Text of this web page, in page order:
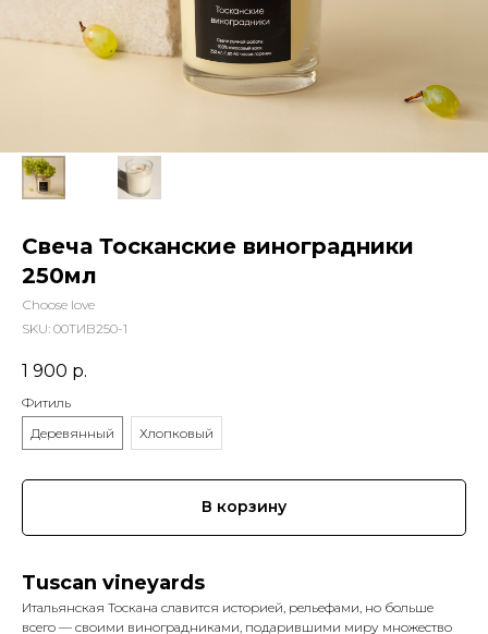
Свеча Тосканские виноградники
250мл
Сhoose love
SKU: 00ТИВ250-1
1 900 р.
Фитиль
Деревянный
Хлопковый
В корзину
Tuscan vineyards
Итальянская Тоскана славится историей, рельефами, но больше
всего — своими виноградниками, подарившими миру множество